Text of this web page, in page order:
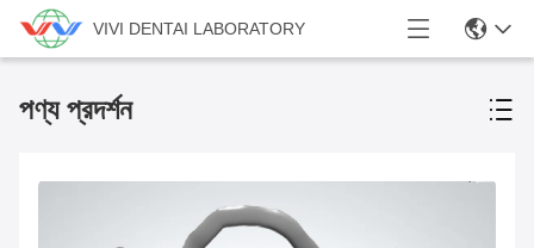
VIVI DENTAI LABORATORY
পণ্য প্রদর্শন